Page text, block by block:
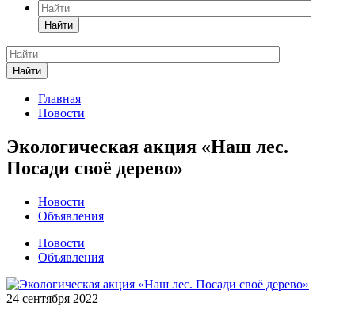
Найти
Найти
Главная
Новости
Экологическая акция «Наш лес.
Посади своё дерево»
Новости
Объявления
Новости
Объявления
24 сентября 2022